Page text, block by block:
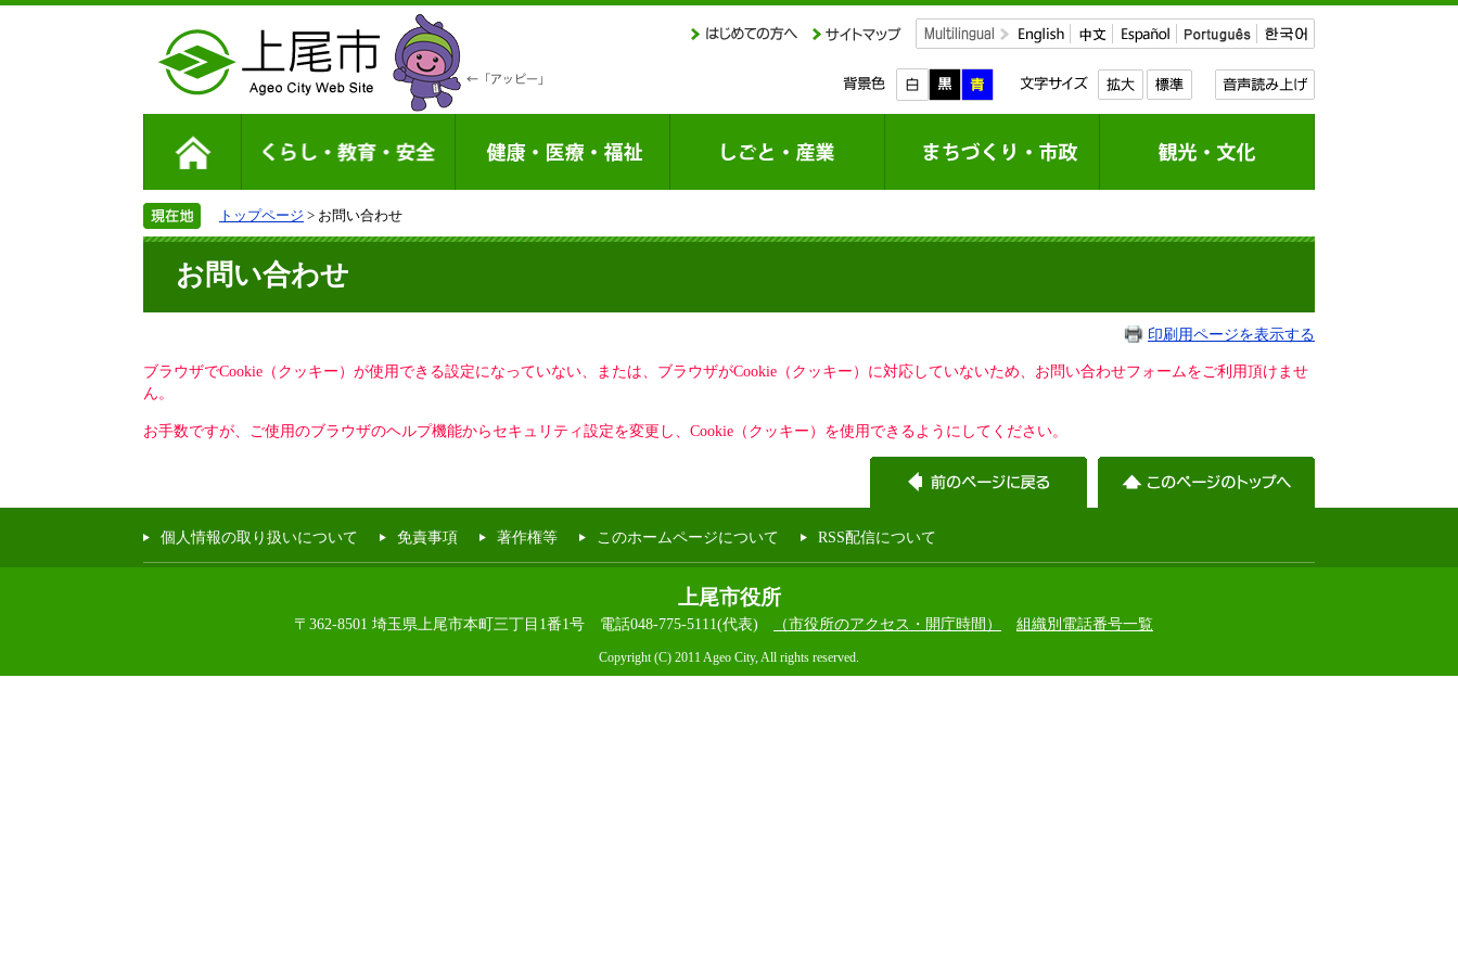
トップページ > お問い合わせ
お問い合わせ
印刷用ページを表示する
ブラウザでCookie（クッキー）が使用できる設定になっていない、または、ブラウザがCookie（クッキー）に対応していないため、お問い合わせフォームをご利用頂けませ
ん。
お手数ですが、ご使用のブラウザのヘルプ機能からセキュリティ設定を変更し、Cookie（クッキー）を使用できるようにしてください。
個人情報の取り扱いについて 免責事項 著作権等 このホームページについて RSS配信について
上尾市役所
〒362-8501 埼玉県上尾市本町三丁目1番1号 電話048-775-5111(代表) （市役所のアクセス・開庁時間） 組織別電話番号一覧
Copyright (C) 2011 Ageo City, All rights reserved.